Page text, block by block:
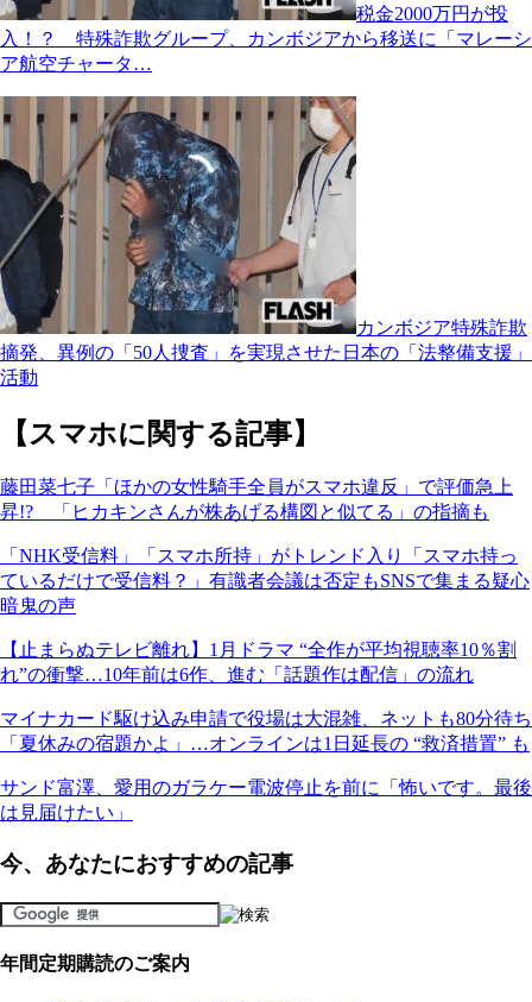
税金2000万円が投
入！？ 特殊詐欺グループ、カンボジアから移送に「マレーシ
ア航空チャータ…
カンボジア特殊詐欺
摘発、異例の「50人捜査」を実現させた日本の「法整備支援」
活動
【スマホに関する記事】
藤田菜七子「ほかの女性騎手全員がスマホ違反」で評価急上
昇!? 「ヒカキンさんが株あげる構図と似てる」の指摘も
「NHK受信料」「スマホ所持」がトレンド入り「スマホ持っ
ているだけで受信料？」有識者会議は否定もSNSで集まる疑心
暗鬼の声
【止まらぬテレビ離れ】1月ドラマ “全作が平均視聴率10％割
れ”の衝撃…10年前は6作、進む「話題作は配信」の流れ
マイナカード駆け込み申請で役場は大混雑、ネットも80分待ち
「夏休みの宿題かよ」…オンラインは1日延長の “救済措置” も
サンド富澤、愛用のガラケー電波停止を前に「怖いです。最後
は見届けたい」
今、あなたにおすすめの記事
年間定期購読のご案内